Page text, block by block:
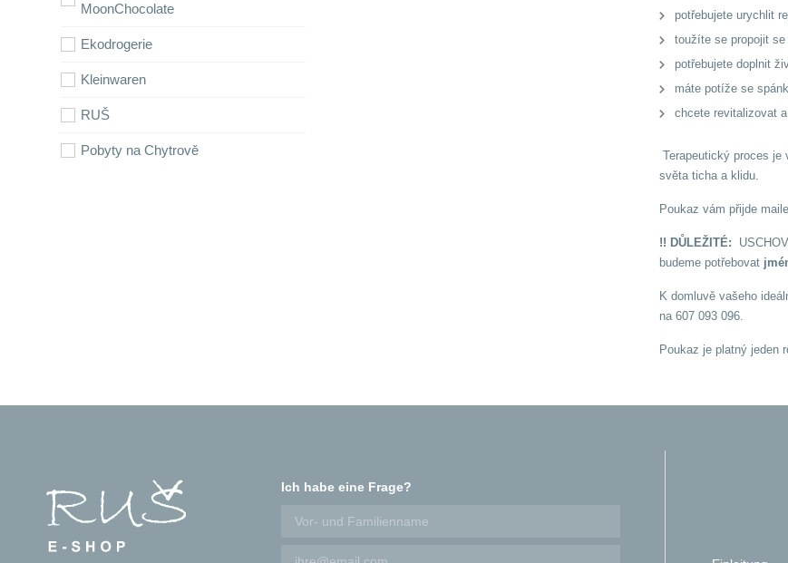
MoonChocolate
Ekodrogerie
Kleinwaren
RUŠ
Pobyty na Chytrově
potřebujete urychlit
toužíte se propojit
potřebujete doplnit
máte potíže se
chcete revitalizovat
Terapeutický proces
světa ticha a klidu.
Poukaz vám přijde
!! DŮLEŽITÉ:
budeme potřebovat
K domluvě vašeho
na 607 093 096.
Poukaz je platný jeden
Ich habe eine Frage?